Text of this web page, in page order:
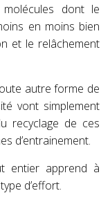
dont le
en moins bien
et le relâchement
autre forme de
vont simplement
recyclage de ces
d’entrainement.
entier apprend à
d’effort.